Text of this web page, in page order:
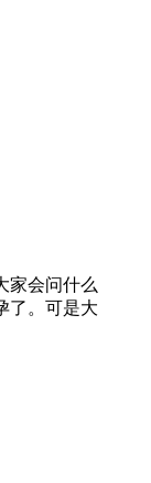
家会问什么
了。可是大